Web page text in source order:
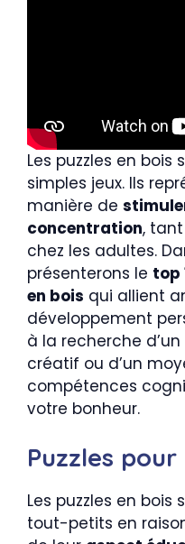
Les puzzles en bois
simples jeux. Ils
manière de
concentration,
chez les adultes.
présenterons le top
en bois qui allient
développement
à la recherche
créatif ou d’un
compétences
votre bonheur.
Puzzles
Les puzzles en bois
tout-petits en